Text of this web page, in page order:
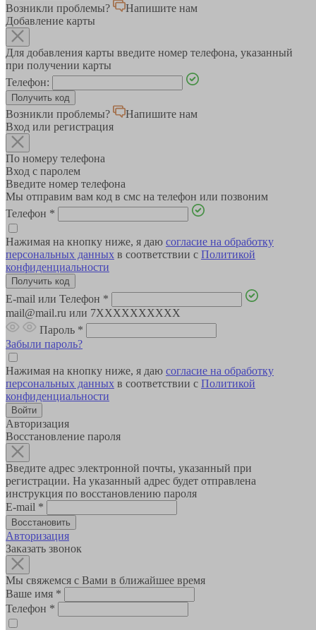
Возникли проблемы?
Напишите нам
Добавление карты
Для добавления карты введите номер телефона, указанный
при получении карты
Телефон:
Возникли проблемы?
Напишите нам
Вход или регистрация
По номеру телефона
Вход с паролем
Введите номер телефона
Мы отправим вам код в смс на телефон или позвоним
Телефон *
Нажимая на кнопку ниже, я даю согласие на обработку
персональных данных в соответствии с Политикой
конфиденциальности
E-mail или Телефон *
mail@mail.ru или 7XXXXXXXXXX
Пароль *
Забыли пароль?
Нажимая на кнопку ниже, я даю согласие на обработку
персональных данных в соответствии с Политикой
конфиденциальности
Авторизация
Восстановление пароля
Введите адрес электронной почты, указанный при
регистрации. На указанный адрес будет отправлена
инструкция по восстановлению пароля
E-mail *
Авторизация
Заказать звонок
Мы свяжемся с Вами в ближайшее время
Ваше имя *
Телефон *